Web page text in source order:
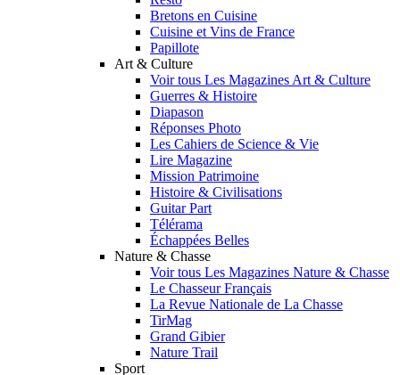
Bretons en Cuisine
Cuisine et Vins de France
Papillote
Art & Culture
Voir tous Les Magazines Art & Culture
Guerres & Histoire
Diapason
Réponses Photo
Les Cahiers de Science & Vie
Lire Magazine
Mission Patrimoine
Histoire & Civilisations
Guitar Part
Télérama
Échappées Belles
Nature & Chasse
Voir tous Les Magazines Nature & Chasse
Le Chasseur Français
La Revue Nationale de La Chasse
TirMag
Grand Gibier
Nature Trail
Sport